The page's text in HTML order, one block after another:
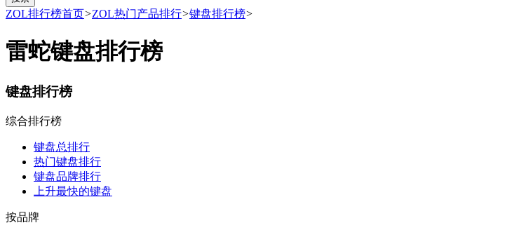
ZOL排行榜首页>ZOL热门产品排行>键盘排行榜>
雷蛇键盘排行榜
键盘排行榜
综合排行榜
键盘总排行
热门键盘排行
键盘品牌排行
上升最快的键盘
按品牌